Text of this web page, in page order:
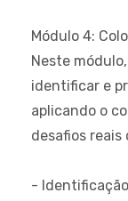
Módulo 4:
Neste
identificar e
aplicando o
desafios
-